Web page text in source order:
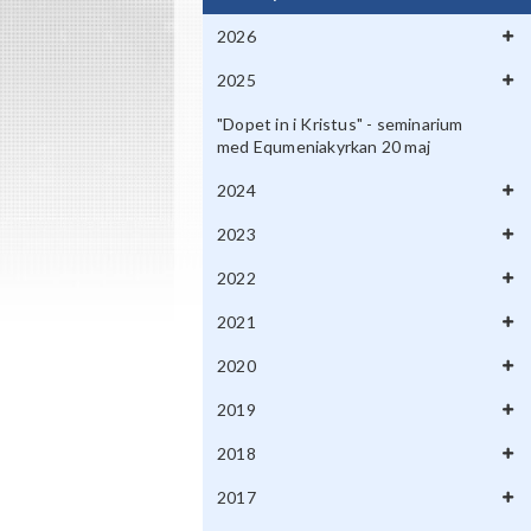
2026
2025
"Dopet in i Kristus" - seminarium
med Equmeniakyrkan 20 maj
2024
2023
2022
2021
2020
2019
2018
2017